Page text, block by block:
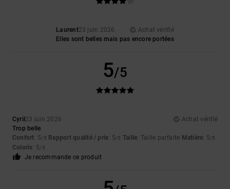
Laurent23 juin 2026
Achat vérifié
Elles sont belles mais pas encore portées
5/5
Cyril 23 juin 2026
Achat vérifié
Trop belle
Confort: 5/5 Rapport qualité / prix: 5/5 Taille: Taille parfaite Matière: 5/5
Coloris: 5/5
Je recommande ce produit